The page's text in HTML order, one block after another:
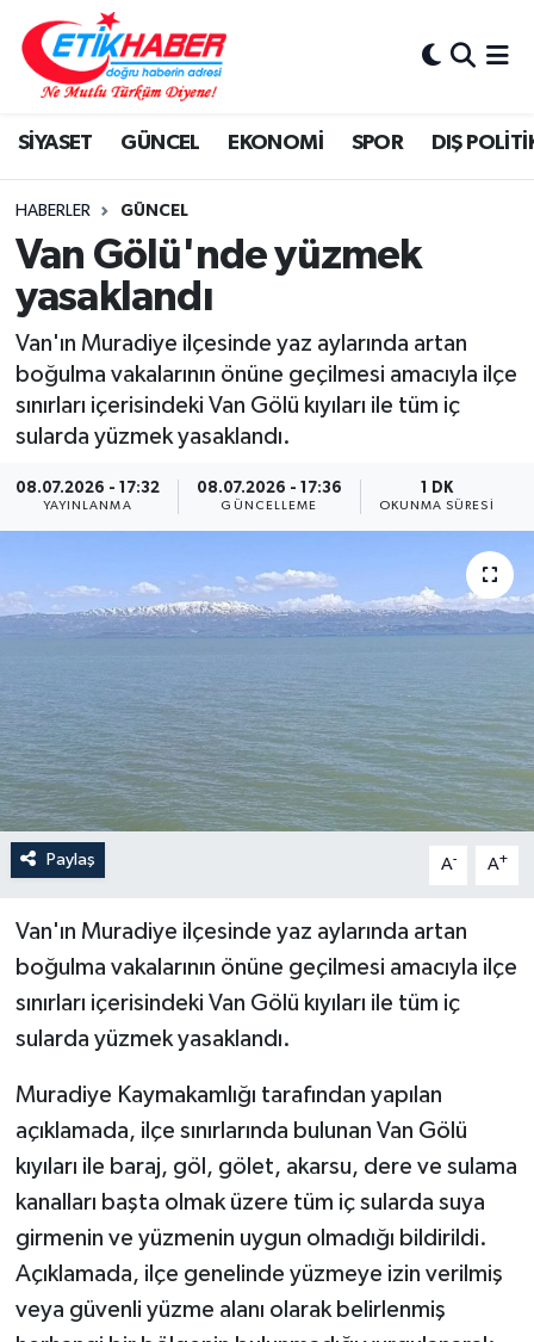
SİYASET GÜNCEL EKONOMİ SPOR DIŞ
HABERLER GÜNCEL
Van Gölü'nde yüzmek
yasaklandı
Van'ın Muradiye ilçesinde yaz aylarında artan
boğulma vakalarının önüne geçilmesi amacıyla ilçe
sınırları içerisindeki Van Gölü kıyıları ile tüm iç
sularda yüzmek yasaklandı.
08.07.2026 - 17:32
YAYINLANMA
08.07.2026 - 17:36
GÜNCELLEME
1 DK
OKUNMA SÜRESI
Paylaş A- A+
Van'ın Muradiye ilçesinde yaz aylarında artan
boğulma vakalarının önüne geçilmesi amacıyla ilçe
sınırları içerisindeki Van Gölü kıyıları ile tüm iç
sularda yüzmek yasaklandı.
Muradiye Kaymakamlığı tarafından yapılan
açıklamada, ilçe sınırlarında bulunan Van Gölü
kıyıları ile baraj, göl, gölet, akarsu, dere ve sulama
kanalları başta olmak üzere tüm iç sularda suya
girmenin ve yüzmenin uygun olmadığı bildirildi.
Açıklamada, ilçe genelinde yüzmeye izin verilmiş
veya güvenli yüzme alanı olarak belirlenmiş
BİLİM-TEKNOLOJİ
DIŞ POLİTİKA
DÜNYA
EĞİTİM GENÇLİK
EKONOMİ
KÖŞE YAZILARI
KÜLTÜR-SANAT-MAGAZİN
MEDYA
ÖZEL HABER
RÖPORTAJLAR
SAĞLIK
SİYASET
GÜNCEL
SPOR
YAŞAM
Yerel
Nöbetçi Eczaneler
Hava Durumu
İstanbul Namaz Vakitleri
Trafik Durumu
Süper Lig Puan Durumu ve Fikstür
Tüm Manşetler
Son Dakika Haberleri
Haber Arşivi